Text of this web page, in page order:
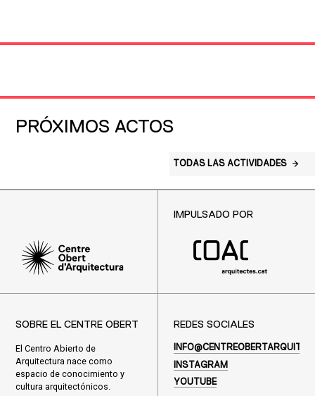
PRÓXIMOS ACTOS
TODAS LAS ACTIVIDADES
IMPULSADO POR
SOBRE EL CENTRE OBERT
El Centro Abierto de
Arquitectura nace como
espacio de conocimiento y
cultura arquitectónicos.
REDES SOCIALES
INSTAGRAM
YOUTUBE